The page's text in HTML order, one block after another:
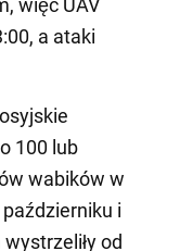
a ataki
100 lub
wabików w
i
od